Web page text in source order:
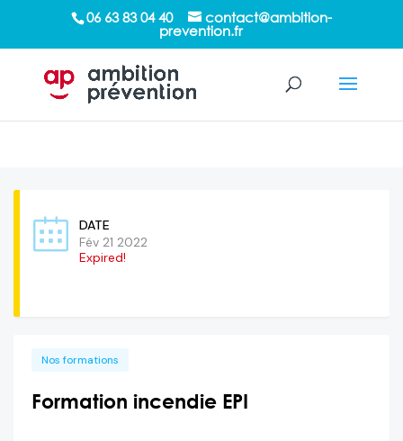
/*sticky sidebar*/06 63 83 04 40
contact@ambition-
prevention.fr
DATE
Fév 21 2022
Expired!
Nos formations
Formation incendie EPI